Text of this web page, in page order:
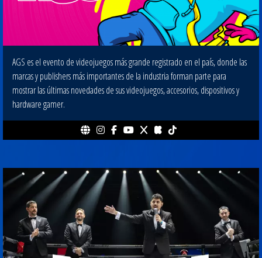
AGS es el evento de videojuegos más grande registrado en el país, donde las
marcas y publishers más importantes de la industria forman parte para
mostrar las últimas novedades de sus videojuegos, accesorios, dispositivos y
hardware gamer.